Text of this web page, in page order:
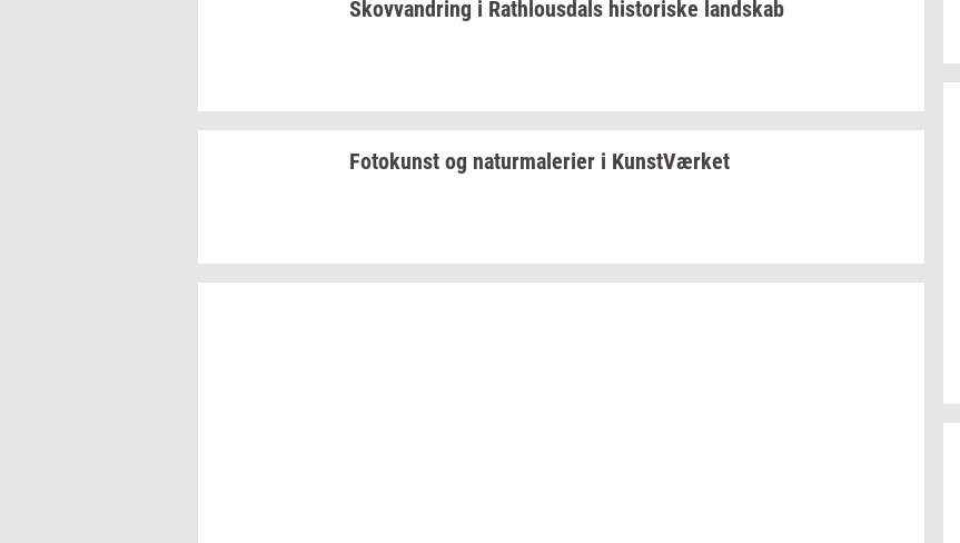
Sko­vvan­dring i Rat­hlous­dals hi­sto­ri­ske land­skab
Fo­to­kunst og na­tur­ma­le­ri­er i Kunst­Vær­ket